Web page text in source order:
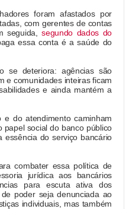
foram afastados por
com gerentes de contas
seguida,segundo dados do
essa conta é a saúde do
se deteriora: agências são
e comunidades inteiras ficam
e ainda mantém a
do atendimento caminham
papel social do banco público
do serviço bancário
combater essa política de
jurídica aos bancários
para escuta ativa dos
poder seja denunciada ao
individuais, mas também